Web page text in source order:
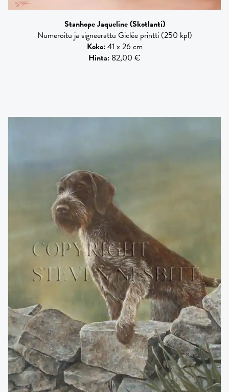
Stanhope Jaqueline(Skotlanti)
Numeroitu ja signeerattu Giclée printti (250 kpl)
Koko:41 x 26 cm
Hinta: 82,00 €